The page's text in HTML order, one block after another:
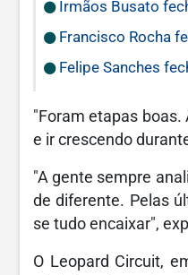
Irmãos Busato
Francisco Rocha
Felipe Sanches
"Foram etapas boas.
e ir crescendo
"A gente sempre
de diferente. Pelas
se tudo encaixar",
O Leopard Circuit,